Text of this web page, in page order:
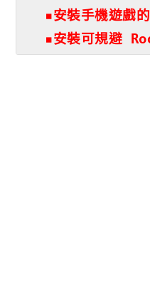
▪︎安裝手機遊戲
▪︎安裝可規避